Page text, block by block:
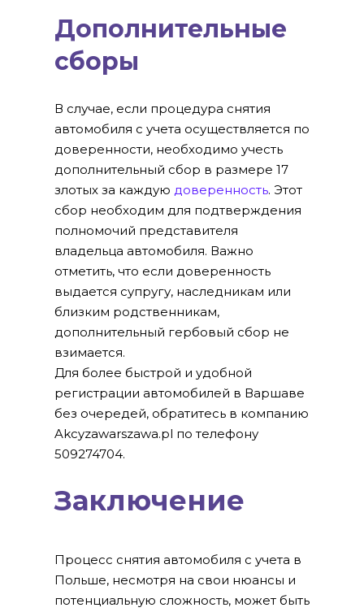
Дополнительные
сборы
В случае, если процедура снятия
автомобиля с учета осуществляется по
доверенности, необходимо учесть
дополнительный сбор в размере 17
злотых за каждую доверенность. Этот
сбор необходим для подтверждения
полномочий представителя
владельца автомобиля. Важно
отметить, что если доверенность
выдается супругу, наследникам или
близким родственникам,
дополнительный гербовый сбор не
взимается.
Для более быстрой и удобной
регистрации автомобилей в Варшаве
без очередей, обратитесь в компанию
Akcyzawarszawa.pl по телефону
509274704.
Заключение
Процесс снятия автомобиля с учета в
Польше, несмотря на свои нюансы и
потенциальную сложность, может быть